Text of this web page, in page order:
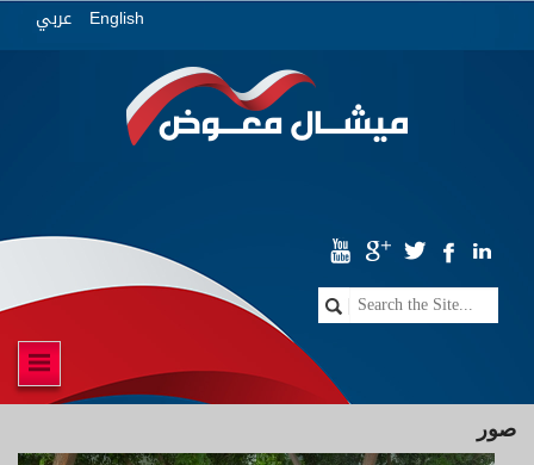
عربي English
صور